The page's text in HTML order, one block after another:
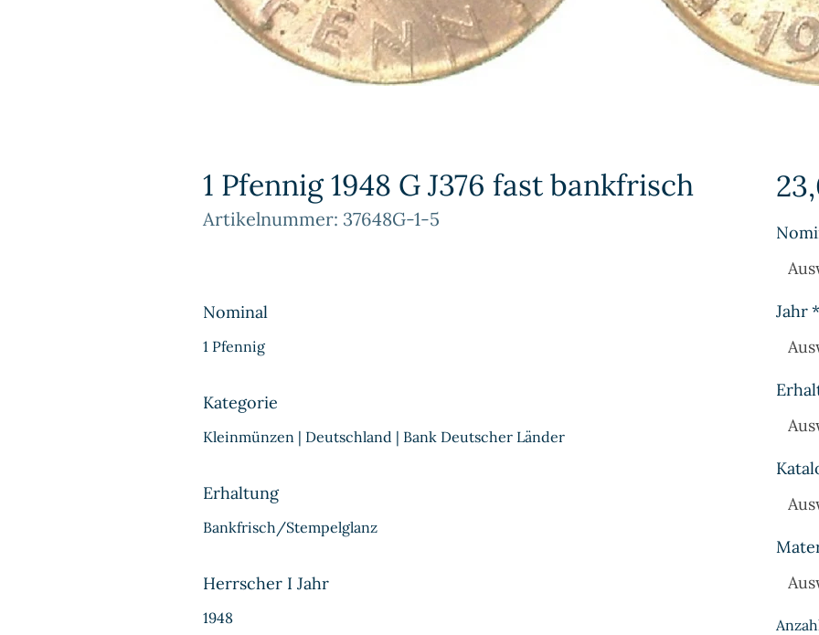
1 Pfennig 1948 G J376 fast bankfrisch
Artikelnummer: 37648G-1-5
Nominal
1 Pfennig
Kategorie
Kleinmünzen | Deutschland | Bank Deutscher Länder
Erhaltung
Bankfrisch/Stempelglanz
Herrscher I Jahr
1948
Jahr*